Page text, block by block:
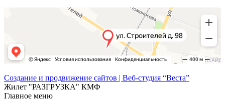
Создание и продвижение сайтов | Веб-студия “Веста”
Жилет "РАЗГРУЗКА" КМФ
Главное меню